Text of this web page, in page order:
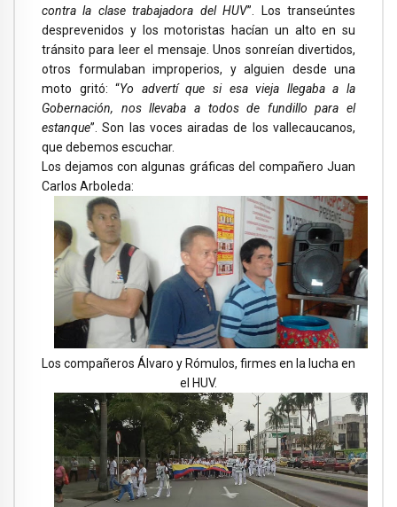
contra la clase trabajadora del HUV”. Los transeúntes
desprevenidos y los motoristas hacían un alto en su
tránsito para leer el mensaje. Unos sonreían divertidos,
otros formulaban improperios, y alguien desde una
moto gritó: “Yo advertí que si esa vieja llegaba a la
Gobernación, nos llevaba a todos de fundillo para el
estanque”. Son las voces airadas de los vallecaucanos,
que debemos escuchar.
Los dejamos con algunas gráficas del compañero Juan
Carlos Arboleda:
Los compañeros Álvaro y Rómulos, firmes en la lucha en
el HUV.